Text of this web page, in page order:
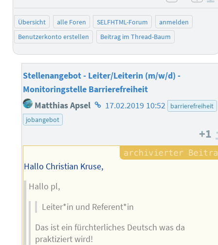
negativ
Übersicht alle Foren SELFHTML-Forum
anmelden
Benutzerkonto erstellen
Beitrag im Thread-Baum
Stellenangebot - Leiter/Leiterin (m/w/d) -
Monitoringstelle Barrierefreiheit
Matthias Apsel Homepage
17.02.2019 10:52
barrierefreiheit
jobangebot
+1
Hallo Christian Kruse,
Hallo pl,
Leiter*in und Referent*in
Das ist ein fürchterliches Deutsch was da
praktiziert wird!